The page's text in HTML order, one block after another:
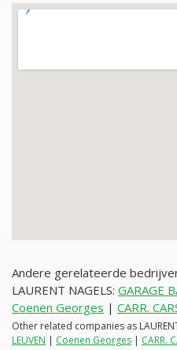
Andere gerelateerde
LAURENT NAGELS: GARAGE
Coenen Georges | CARR.
Other related companies as
LEUVEN | Coenen Georges | CARR.